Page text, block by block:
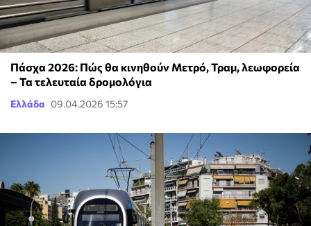
Πάσχα 2026: Πώς θα κινηθούν Μετρό, Τραμ, λεωφορεία
– Τα τελευταία δρομολόγια
Ελλάδα 09.04.2026 15:57